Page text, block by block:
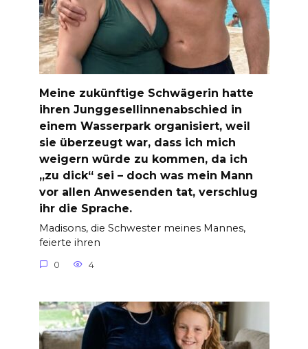
Meine zukünftige Schwägerin hatte
ihren Junggesellinnenabschied in
einem Wasserpark organisiert, weil
sie überzeugt war, dass ich mich
weigern würde zu kommen, da ich
„zu dick“ sei – doch was mein Mann
vor allen Anwesenden tat, verschlug
ihr die Sprache.
Madisons, die Schwester meines Mannes,
feierte ihren
0 4